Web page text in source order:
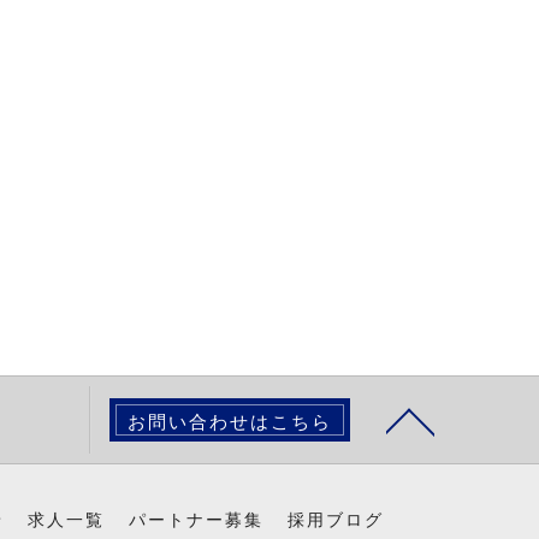
お問い合わせはこちら
求人一覧 パートナー募集 採用ブログ